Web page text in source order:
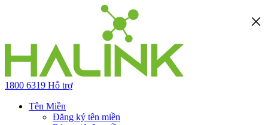
1800 6319 Hỗ trợ
Tên Miền
Đăng ký tên miền